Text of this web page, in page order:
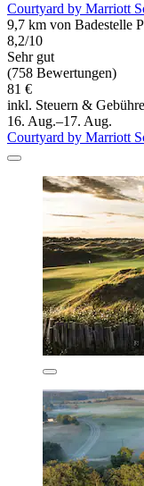
Courtyard by Marriott
9,7 km von Badestelle
8,2/10
Sehr gut
(758 Bewertungen)
81 €
inkl. Steuern &
16. Aug.–17. Aug.
Courtyard by Marriott